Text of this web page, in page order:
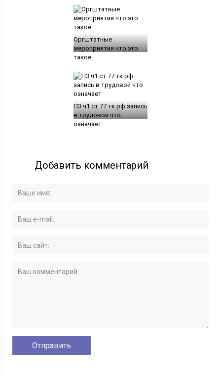
Оргштатные
мероприятия что это
такое
П3 ч1 ст 77 тк рф запись
в трудовой что
означает
Добавить комментарий